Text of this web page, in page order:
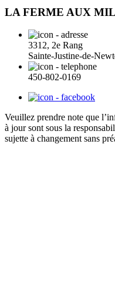
LA FERME AUX
3312, 2e Rang
Sainte-Justine-de-
450-802-0169
Veuillez prendre note que
à jour sont sous la
sujette à changement sans